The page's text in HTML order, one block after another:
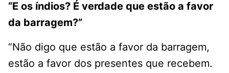
“E os índios? É verdade que estão a favor
da barragem?”
“Não digo que estão a favor da barragem,
estão a favor dos presentes que recebem.